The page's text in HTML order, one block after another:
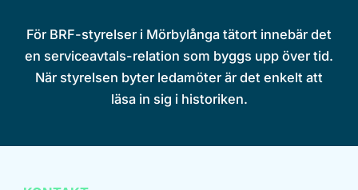
För BRF-styrelser i Mörbylånga tätort innebär det
en serviceavtals-relation som byggs upp över tid.
När styrelsen byter ledamöter är det enkelt att
läsa in sig i historiken.